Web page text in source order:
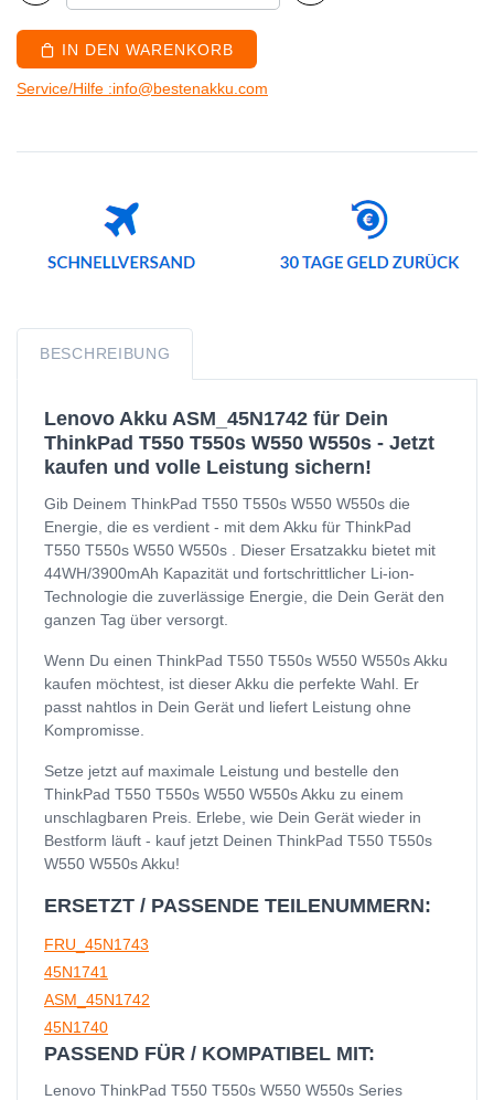
IN DEN WARENKORB
Service/Hilfe :info@bestenakku.com
BESCHREIBUNG
Lenovo Akku ASM_45N1742 für Dein
ThinkPad T550 T550s W550 W550s - Jetzt
kaufen und volle Leistung sichern!
Gib Deinem ThinkPad T550 T550s W550 W550s die
Energie, die es verdient - mit dem Akku für ThinkPad
T550 T550s W550 W550s . Dieser Ersatzakku bietet mit
44WH/3900mAh Kapazität und fortschrittlicher Li-ion-
Technologie die zuverlässige Energie, die Dein Gerät den
ganzen Tag über versorgt.
Wenn Du einen ThinkPad T550 T550s W550 W550s Akku
kaufen möchtest, ist dieser Akku die perfekte Wahl. Er
passt nahtlos in Dein Gerät und liefert Leistung ohne
Kompromisse.
Setze jetzt auf maximale Leistung und bestelle den
ThinkPad T550 T550s W550 W550s Akku zu einem
unschlagbaren Preis. Erlebe, wie Dein Gerät wieder in
Bestform läuft - kauf jetzt Deinen ThinkPad T550 T550s
W550 W550s Akku!
ERSETZT / PASSENDE TEILENUMMERN:
FRU_45N1743
45N1741
ASM_45N1742
45N1740
PASSEND FÜR / KOMPATIBEL MIT:
Lenovo ThinkPad T550 T550s W550 W550s Series